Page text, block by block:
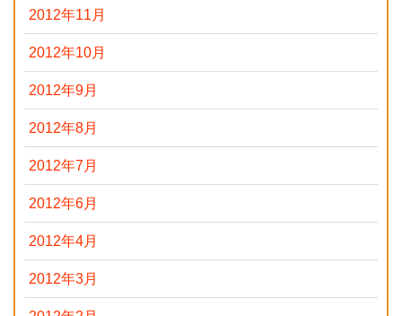
2012年11月
2012年10月
2012年9月
2012年8月
2012年7月
2012年6月
2012年4月
2012年3月